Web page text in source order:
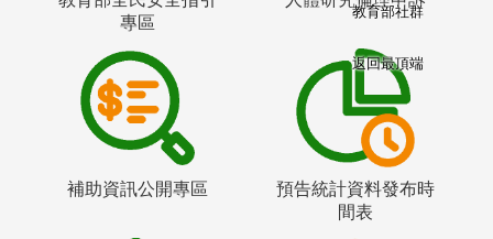
專區
補助資訊公開專區
預告統計資料發布時
間表
教育部社群
返回最頂端